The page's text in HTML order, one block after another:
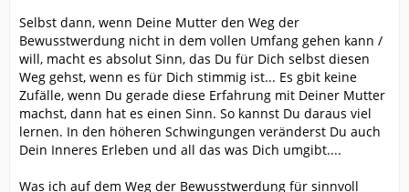
Selbst dann, wenn Deine Mutter den Weg der
Bewusstwerdung nicht in dem vollen Umfang gehen kann /
will, macht es absolut Sinn, das Du für Dich selbst diesen
Weg gehst, wenn es für Dich stimmig ist... Es gbit keine
Zufälle, wenn Du gerade diese Erfahrung mit Deiner Mutter
machst, dann hat es einen Sinn. So kannst Du daraus viel
lernen. In den höheren Schwingungen veränderst Du auch
Dein Inneres Erleben und all das was Dich umgibt....
Was ich auf dem Weg der Bewusstwerdung für sinnvoll